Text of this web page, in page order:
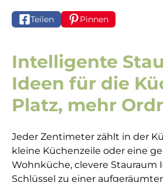
Teilen Pinnen
Intelligente
Ideen für die
Platz, mehr
Jeder Zentimeter zählt in der
kleine Küchenzeile oder eine
Wohnküche, clevere Stauraum
Schlüssel zu einer